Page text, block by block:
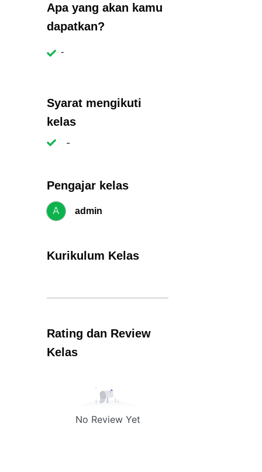
Apa yang akan kamu
dapatkan?
-
Syarat mengikuti
kelas
-
Pengajar kelas
A admin
Kurikulum Kelas
Rating dan Review
Kelas
No Review Yet